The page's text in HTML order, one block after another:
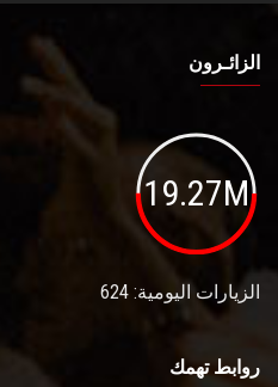
الزائـرون
19.27M
الزيارات اليومية: 624
روابط تهمك